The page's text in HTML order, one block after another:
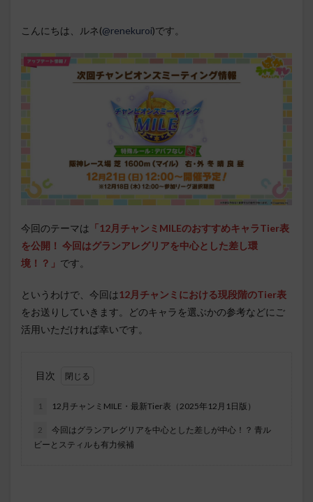
こんにちは、ルネ(@renekuroi)です。
今回のテーマは 「12月チャンミMILEのおすすめキャラTier表
を公開！ 今回はグランアレグリアを中心とした差し環
境！？」 です。
というわけで、今回は12月チャンミにおける現段階のTier表
をお送りしていきます。どのキャラを選ぶかの参考などにご
活用いただければ幸いです。
目次
1 12月チャンミMILE・最新Tier表（2025年12月1日版）
2
今回はグランアレグリアを中心とした差しが中心！？ 青ル
ビーとスティルも有力候補